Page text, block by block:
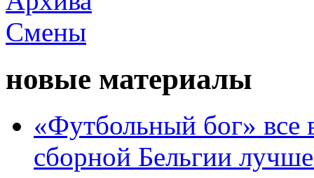
новые материалы
«Футбольный бог» все
сборной Бельгии